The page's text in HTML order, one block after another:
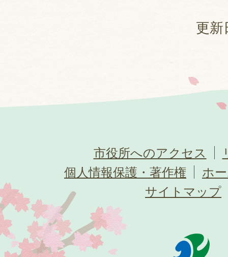
更新
市役所へのアクセス
個人情報保護・著作権
ホ
サイトマップ